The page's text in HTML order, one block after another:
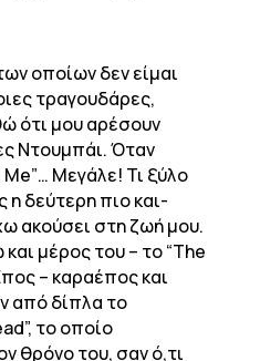
οποίων δεν είμαι
τραγουδάρες,
ότι μου αρέσουν
Ντουμπάι. Όταν
Μεγάλε! Τι ξύλο
η δεύτερη πιο και-
ακούσει στη ζωή μου.
μέρος του – το “The
– καραέπος και
από δίπλα το
το οποίο
θρόνο του, σαν ό,τι